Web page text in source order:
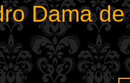
Dama